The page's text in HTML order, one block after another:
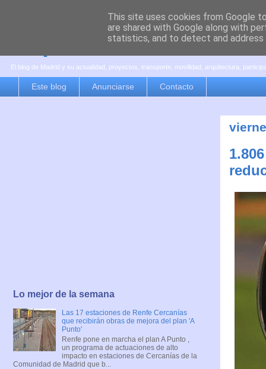
es por madrid
El blog de Madrid y su actualidad, proyectos, transporte, movilidad, arquitectura,
Este blog Anunciarse Contacto
Lo mejor de la semana
Las 17 estaciones de Renfe Cercanías
que recibirán obras de mejora del plan 'A
Punto'
Renfe pone en marcha el plan A Punto ,
un programa de actuaciones de alto
impacto en estaciones de Cercanías de la
Comunidad de Madrid que b...
This site uses cookies from Google
are shared with Google along with
statistics, and to detect and address